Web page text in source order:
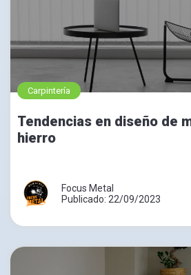
Carpintería
Tendencias en diseño de
hierro
Focus Metal
Publicado: 22/09/2023